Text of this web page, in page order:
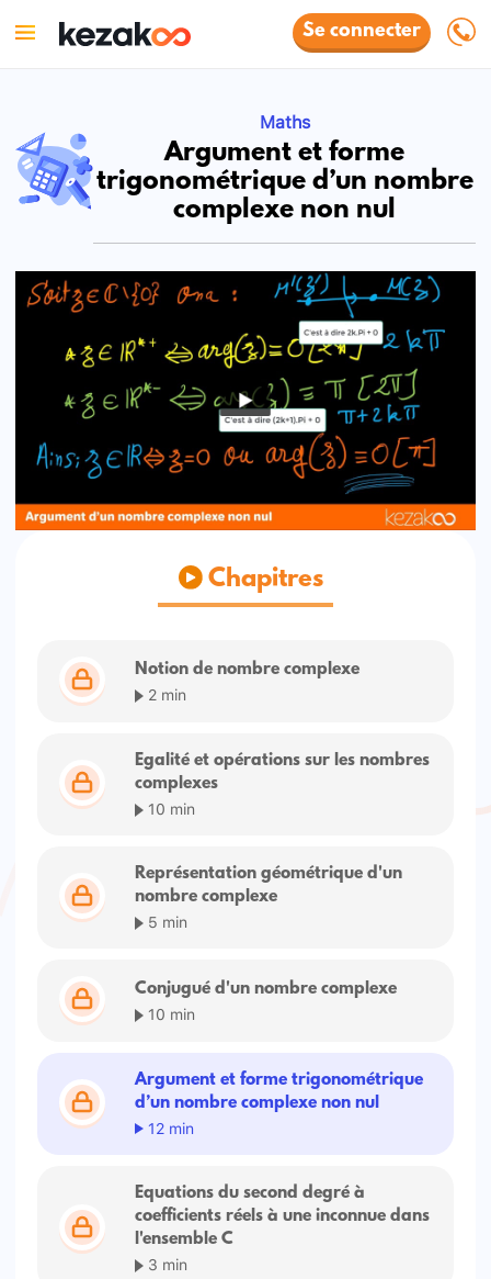
Se connecter
Maths
Argument et forme
trigonométrique d’un nombre
complexe non nul
Chapitres
Notion de nombre complexe
2 min
Egalité et opérations sur les nombres
complexes
10 min
Représentation géométrique d'un
nombre complexe
5 min
Conjugué d'un nombre complexe
10 min
Argument et forme trigonométrique
d’un nombre complexe non nul
12 min
Equations du second degré à
coefficients réels à une inconnue dans
l'ensemble C
3 min